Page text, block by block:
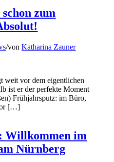
zum
/vonKatharina Zauner
weit vor dem eigentlichen
ist er der perfekte Moment
Frühjahrsputz: im Büro,
[…]
Willkommen im
Nürnberg